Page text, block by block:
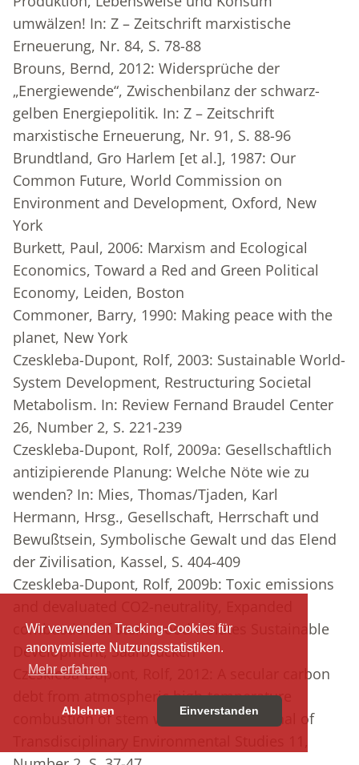
Wir verwenden Tracking-Cookies für
anonymisierte Nutzungsstatistiken.
Mehr erfahren
Ablehnen Einverstanden
umwälzen! In: Z – Zeitschrift marxistische
Erneuerung, Nr. 84, S. 78-88
Brouns, Bernd, 2012: Widersprüche der
„Energiewende“, Zwischenbilanz der schwarz-
gelben Energiepolitik. In: Z – Zeitschrift
marxistische Erneuerung, Nr. 91, S. 88-96
Brundtland, Gro Harlem [et al.], 1987: Our
Common Future, World Commission on
Environment and Development, Oxford, New
York
Burkett, Paul, 2006: Marxism and Ecological
Economics, Toward a Red and Green Political
Economy, Leiden, Boston
Commoner, Barry, 1990: Making peace with the
planet, New York
Czeskleba-Dupont, Rolf, 2003: Sustainable World-
System Development, Restructuring Societal
Metabolism. In: Review Fernand Braudel Center
26, Number 2, S. 221-239
Czeskleba-Dupont, Rolf, 2009a: Gesellschaftlich
antizipierende Planung: Welche Nöte wie zu
wenden? In: Mies, Thomas/Tjaden, Karl
Hermann, Hrsg., Gesellschaft, Herrschaft und
Bewußtsein, Symbolische Gewalt und das Elend
der Zivilisation, Kassel, S. 404-409
Czeskleba-Dupont, Rolf, 2009b: Toxic emissions
combustion of stem wood violates Sustainable
Development, Saarbrücken
Czeskleba-Dupont, Rolf, 2012: A secular carbon
debt from atmospheric high-temperature
combustion of stem wood. In: The Journal of